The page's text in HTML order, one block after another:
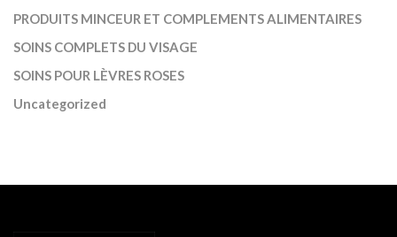
PRODUITS MINCEUR ET COMPLEMENTS ALIMENTAIRES
SOINS COMPLETS DU VISAGE
SOINS POUR LÈVRES ROSES
Uncategorized